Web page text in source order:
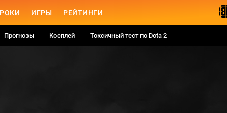
ИГРЫ РЕЙТИНГИ
Прогнозы Косплей Токсичный тест по Dota 2